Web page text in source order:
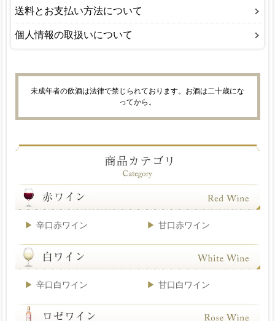
送料とお支払い方法について
個人情報の取扱いについて
未成年者の飲酒は法律で禁じられております。お酒は二十歳にな
ってから。
辛口赤ワイン 甘口赤ワイン
辛口白ワイン 甘口白ワイン